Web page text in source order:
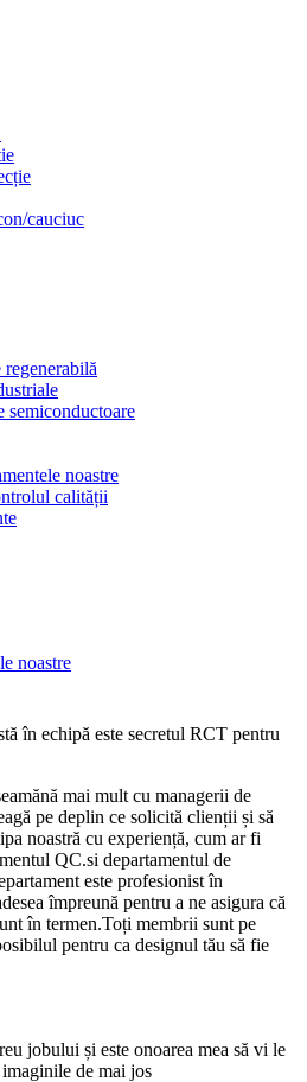
cauciuc
regenerabilă
semiconductoare
noastre
calității
noastre
în echipă este secretul RCT pentru
mai mult cu managerii de
pe deplin ce solicită clienții și să
noastră cu experiență, cum ar fi
QC.si departamentul de
este profesionist în
împreună pentru a ne asigura că
în termen.Toți membrii sunt pe
pentru ca designul tău să fie
jobului și este onoarea mea să vi le
de mai jos